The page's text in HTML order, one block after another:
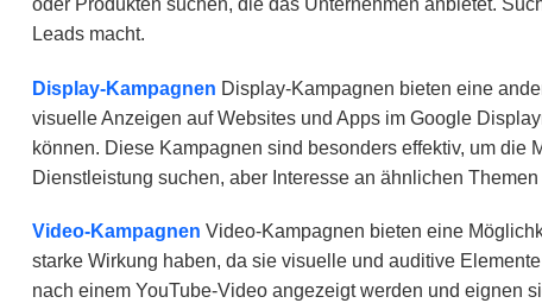
Leads macht.
Display-Kampagnen Display-Kampagnen bieten eine
visuelle Anzeigen auf Websites und Apps im Google
können. Diese Kampagnen sind besonders effektiv, um
Dienstleistung suchen, aber Interesse an ähnlichen Themen
Video-Kampagnen Video-Kampagnen bieten eine
starke Wirkung haben, da sie visuelle und auditive
nach einem YouTube-Video angezeigt werden und eignen